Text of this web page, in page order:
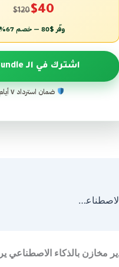
$120$40
وفّر $80 — خصم 67%
اشترك في الـ Bundle ←
ضمان استرداد ٧ أيام
إزاي تدير الموظفين بالذكاء الاصطناعي؟ حضور وغياب وحوافز أوتوماتيك!